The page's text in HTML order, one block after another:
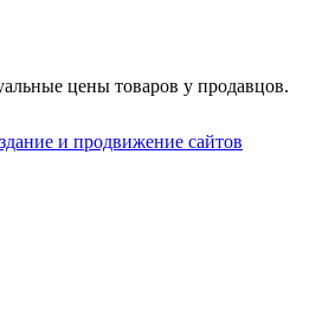
цены товаров у продавцов.
и продвижение сайтов